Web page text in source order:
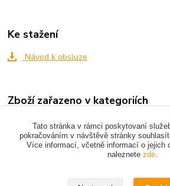
Ke stažení
Návod k obsluze
Zboží zařazeno v kategoriích
DIAMANTOVÁ TECHNIKA
Tato stránka v rámci poskytovaní
pokračováním v návštěvě stránky
Více informací, včetně informací o jejich
naleznete zde.